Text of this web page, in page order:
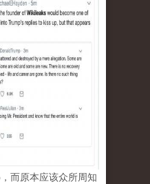
而原本应该众所周知